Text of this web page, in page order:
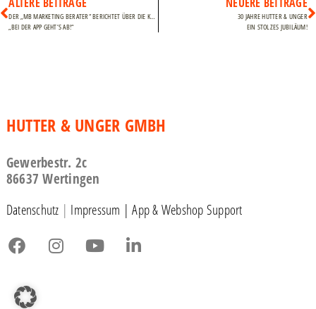
DER „MB MARKETING BERATER“ BERICHTET ÜBER DIE KUNDEN-APP VON HUTTER & UNGER!
„BEI DER APP GEHT’S AB!“
30 JAHRE HUTTER & UNGER
EIN STOLZES JUBILÄUM!
HUTTER & UNGER GMBH
Gewerbestr. 2c
86637 Wertingen
Datenschutz | Impressum | App & Webshop Support